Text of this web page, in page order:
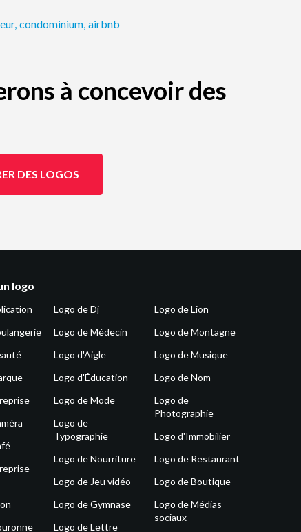
, condominium, airbnb
à concevoir des
DES LOGOS
logo
Logo de Dj
Logo de Médecin
Logo d'Aigle
Logo d'Éducation
Logo de Mode
Logo de
Typographie
Logo de Nourriture
Logo de Jeu vidéo
Logo de Gymnase
Logo de Lettre
Logo de Lion
Logo de Montagne
Logo de Musique
Logo de Nom
Logo de
Photographie
Logo d'Immobilier
Logo de Restaurant
Logo de Boutique
Logo de Médias
sociaux